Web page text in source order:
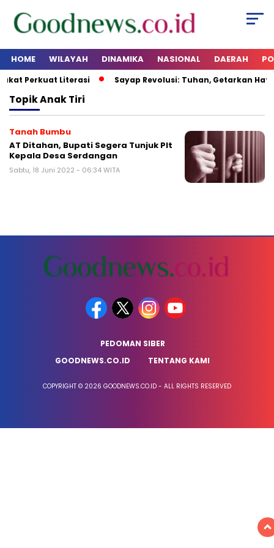
HOME WILAYAH DINAMIKA NASIONAL DAERAH
Perkuat Literasi Sayap Revolusi: Tuhan, Getarkan
TopikAnak Tiri
Tanah Bumbu
AT Ditahan, Bupati Segera Tunjuk Plt
Kepala Desa Serdangan
Sabtu, 18 Juni 2022 - 06:34 WITA
PEDOMAN SIBER
GOODNEWS.CO.ID
TENTANG KAMI
COPYRIGHT © 2026 GOODNEWS.CO.ID - ALL RIGHTS RESERVED